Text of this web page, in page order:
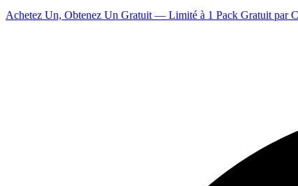
Achetez Un, Obtenez Un Gratuit — Limité à 1 Pack Gratuit par